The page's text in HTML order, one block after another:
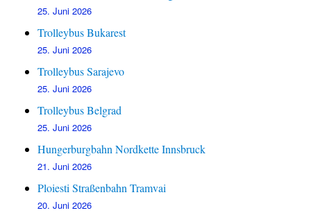
25. Juni 2026
Trolleybus Bukarest
25. Juni 2026
Trolleybus Sarajevo
25. Juni 2026
Trolleybus Belgrad
25. Juni 2026
Hungerburgbahn Nordkette Innsbruck
21. Juni 2026
Ploiesti Straßenbahn Tramvai
20. Juni 2026